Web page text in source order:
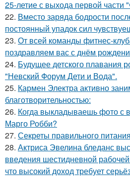
25-летие с выхода первой части
22. Вместо заряда бодрости
постоянный упадок сил
23. От всей команды фитнес-
поздравляем вас с днём
24. Будущее детского плавания
"Невский Форум Дети и Вода".
25. Кармен Электра активно
благотворительностью:
26. Когда выкладываешь фото с
Марго Робби?
27. Секреты правильного
28. Актриса Эвелина бледанс
введения шестидневной
что высокий доход требует